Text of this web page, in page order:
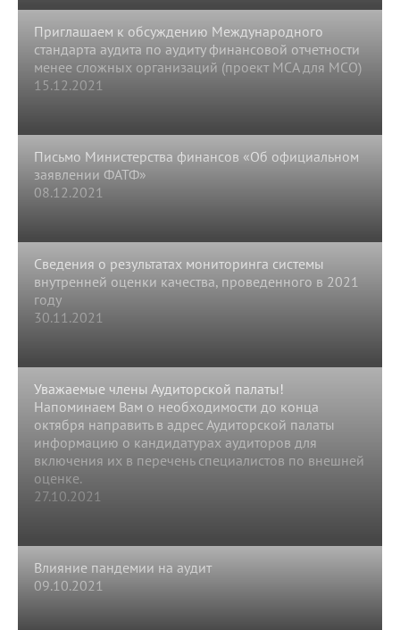
15.12.2021
Приглашаем к обсуждению Международного
стандарта аудита по аудиту финансовой отчетности
менее сложных организаций (проект МСА для МСО)
08.12.2021
Письмо Министерства финансов «Об официальном
заявлении ФАТФ»
30.11.2021
Сведения о результатах мониторинга системы
внутренней оценки качества, проведенного в 2021
году
27.10.2021
Уважаемые члены Аудиторской палаты!
Напоминаем Вам о необходимости до конца
октября направить в адрес Аудиторской палаты
информацию о кандидатурах аудиторов для
включения их в перечень специалистов по внешней
оценке.
09.10.2021
Влияние пандемии на аудит